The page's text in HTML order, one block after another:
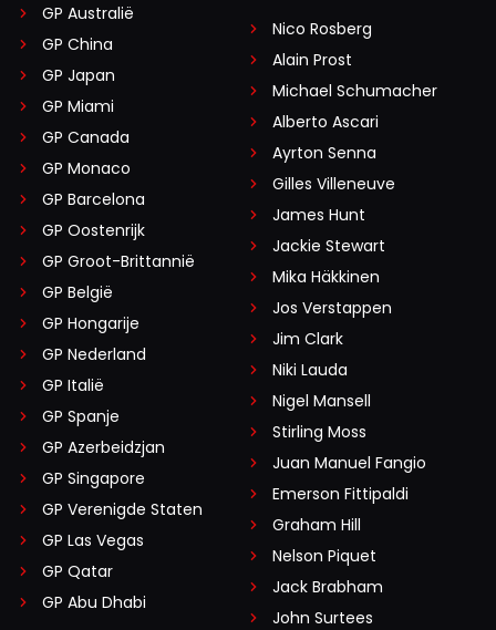
GP Australië
GP China
GP Japan
GP Miami
GP Canada
GP Monaco
GP Barcelona
GP Oostenrijk
GP Groot-Brittannië
GP België
GP Hongarije
GP Nederland
GP Italië
GP Spanje
GP Azerbeidzjan
GP Singapore
GP Verenigde Staten
GP Las Vegas
GP Qatar
GP Abu Dhabi
Nico Rosberg
Alain Prost
Michael Schumacher
Alberto Ascari
Ayrton Senna
Gilles Villeneuve
James Hunt
Jackie Stewart
Mika Häkkinen
Jos Verstappen
Jim Clark
Niki Lauda
Nigel Mansell
Stirling Moss
Juan Manuel Fangio
Emerson Fittipaldi
Graham Hill
Nelson Piquet
Jack Brabham
John Surtees